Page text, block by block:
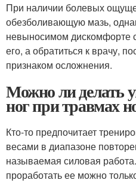
При наличии болевых
обезболивающую мазь,
невыносимом дискомфорте
его, а обратиться к врачу,
признаком осложнения.
Можно ли делать
ног при травмах
Кто-то предпочитает
весами в диапазоне
называемая силовая
проработать ее можно